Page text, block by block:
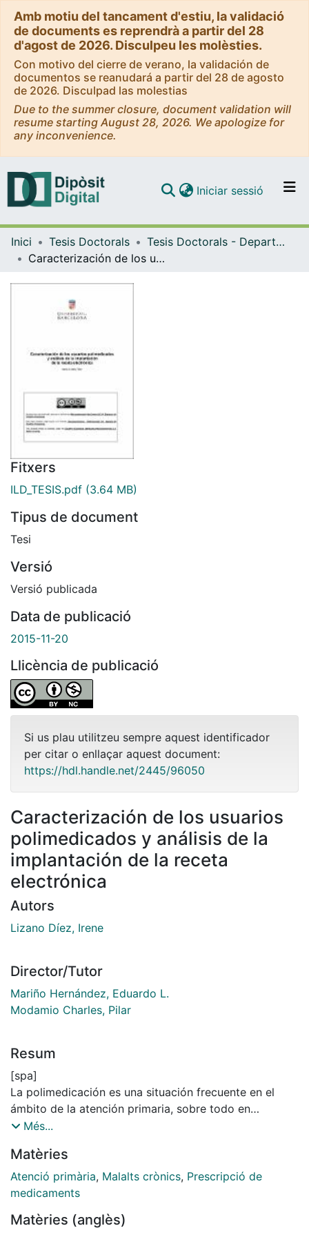
Amb motiu del tancament d'estiu, la validació
de documents es reprendrà a partir del 28
d'agost de 2026. Disculpeu les molèsties.
Con motivo del cierre de verano, la validación de
documentos se reanudará a partir del 28 de agosto
de 2026. Disculpad las molestias
Due to the summer closure, document validation will
resume starting August 28, 2026. We apologize for
any inconvenience.
Navega per tot el DD
Iniciar sessió (current)
Inici Tesis Doctorals
Tesis Doctorals - Departament - Farmàcia i Tecnologia Farmacèutica
Caracterización de los usuarios polimedicados y análisis de la implantación de la receta electrónica
Fitxers
ILD_TESIS.pdf (3.64 MB)
Tipus de document
Tesi
Versió
Versió publicada
Data de publicació
2015-11-20
Llicència de publicació
Si us plau utilitzeu sempre aquest identificador
per citar o enllaçar aquest document:
https://hdl.handle.net/2445/96050
Caracterización de los usuarios
polimedicados y análisis de la
implantación de la receta
electrónica
Autors
Lizano Díez, Irene
Director/Tutor
Mariño Hernández, Eduardo L.
Modamio Charles, Pilar
Resum
[spa]
La polimedicación es una situación frecuente en el
ámbito de la atención primaria, sobre todo en
pacientes mayores, con enfermedades crónicas y
porcentaje del presupuesto en salud de los gobiernos.
Por este motivo es importante llevar a cabo estudios
que describan los patrones de uso y consumo de
características de elevado consumo. Los resultados
Més...
Matèries
Atenció primària, Malalts crònics, Prescripció de
medicaments
Matèries (anglès)